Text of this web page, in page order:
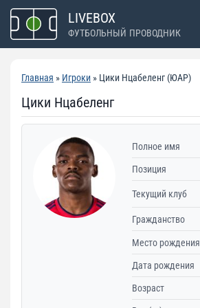
Перейти
содержимому
LIVEBOX
ФУТБОЛЬНЫЙ ПРОВОДНИК
Главная » Игроки » Цики Нцабеленг (ЮАР)
Цики Нцабеленг
Полное имя
Позиция
Текущий клуб
Гражданство
Место рождения
Дата рождения
Возраст